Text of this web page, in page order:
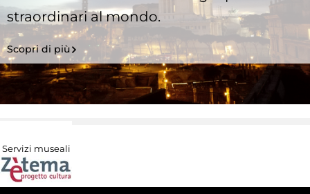
straordinari al mondo.
Scopri di più
Servizi museali